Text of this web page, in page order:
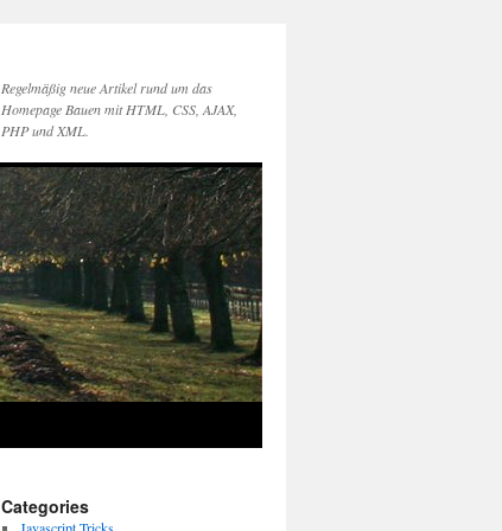
Regelmäßig neue Artikel rund um das
Homepage Bauen mit HTML, CSS, AJAX,
PHP und XML.
Categories